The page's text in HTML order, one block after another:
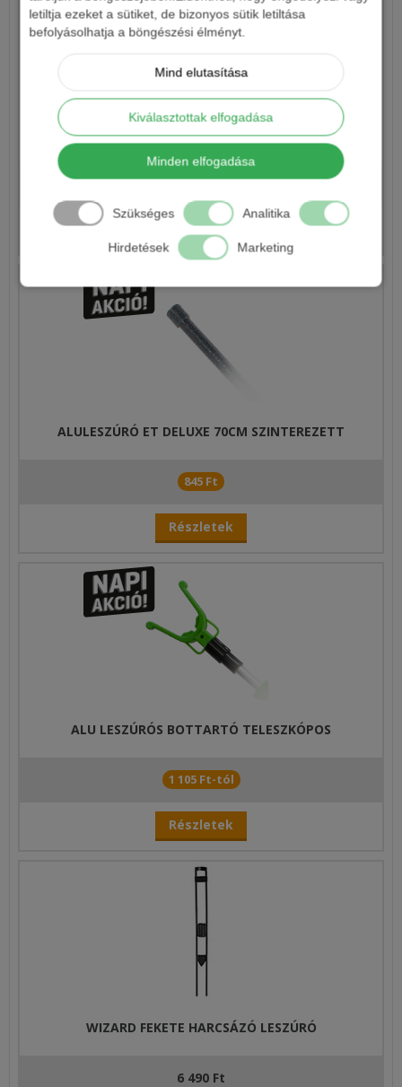
letiltja ezeket a sütiket, de bizonyos sütik letiltása
befolyásolhatja a böngészési élményt.
Mind elutasítása
Kiválasztottak elfogadása
Minden elfogadása
Szükséges Analitika
Hirdetések Marketing
BOTTARTÓ ÍVES LESZÚRÓS TOP
3 690 Ft
Részletek
ALULESZÚRÓ ET DELUXE 70CM SZINTEREZETT
845 Ft
Részletek
ALU LESZÚRÓS BOTTARTÓ TELESZKÓPOS
1 105 Ft-tól
Részletek
WIZARD FEKETE HARCSÁZÓ LESZÚRÓ
6 490 Ft